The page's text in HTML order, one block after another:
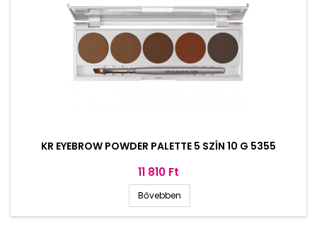
KR EYEBROW POWDER PALETTE 5 SZÍN 10 G 5355
Ár
11 810 Ft
Bővebben